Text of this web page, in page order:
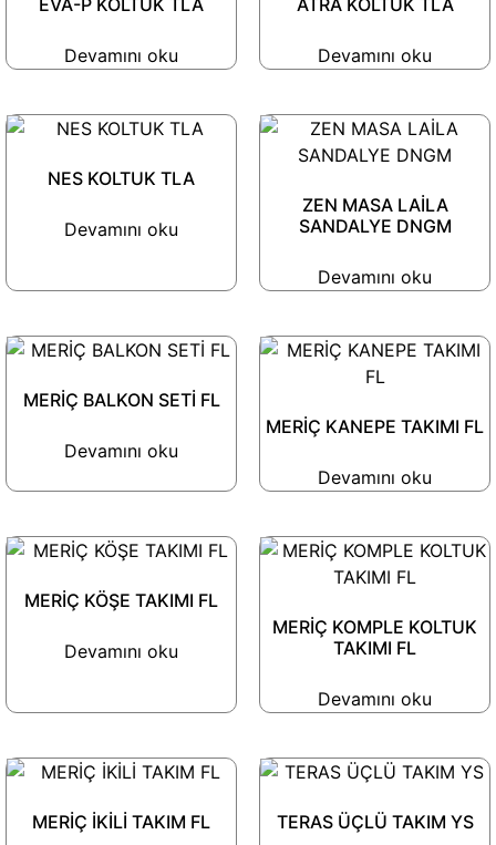
EVA-P KOLTUK TLA
Devamını oku
ATRA KOLTUK TLA
Devamını oku
NES KOLTUK TLA
Devamını oku
ZEN MASA LAİLA
SANDALYE DNGM
Devamını oku
MERİÇ BALKON SETİ FL
Devamını oku
MERİÇ KANEPE TAKIMI FL
Devamını oku
MERİÇ KÖŞE TAKIMI FL
Devamını oku
MERİÇ KOMPLE KOLTUK
TAKIMI FL
Devamını oku
MERİÇ İKİLİ TAKIM FL TERAS ÜÇLÜ TAKIM YS